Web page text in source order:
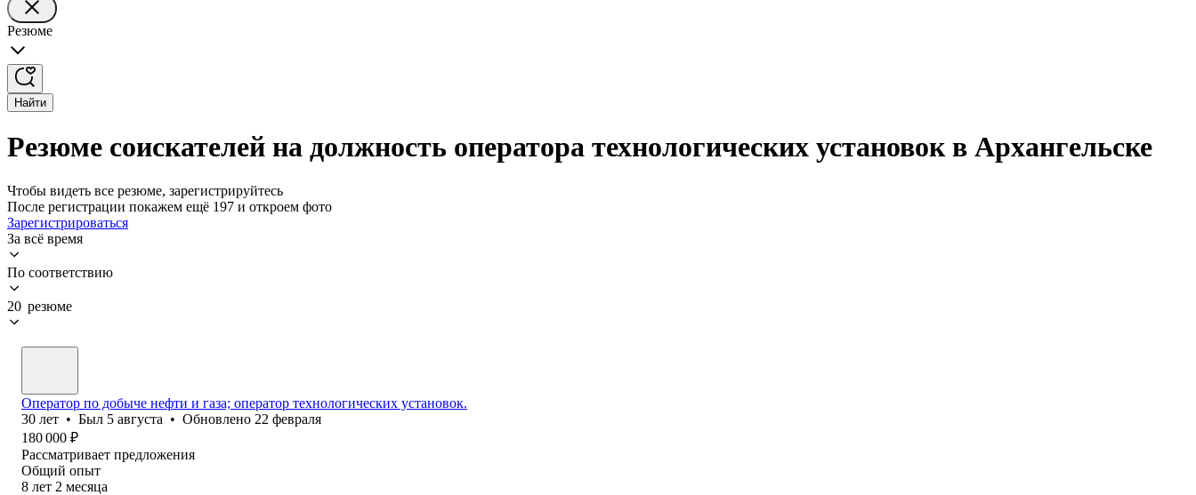
Резюме
Найти
Резюме соискателей на должность оператора технологических установок в Архангельске
Чтобы видеть все резюме, зарегистрируйтесь
После регистрации покажем ещё 197 и откроем фото
Зарегистрироваться
За всё время
По соответствию
20 резюме
Оператор по добыче нефти и газа; оператор технологических установок.
30 лет • Был 5 августа • Обновлено 22 февраля
180 000 ₽
Рассматривает предложения
Общий опыт
8 лет 2 месяца